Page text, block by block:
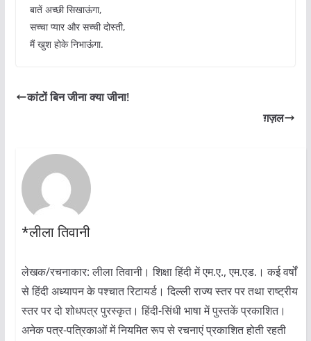
बातें अच्छी सिखाऊंगा,
सच्चा प्यार और सच्ची दोस्ती,
मैं खुश होके निभाऊंगा.
कांटों बिन जीना क्या जीना!
ग़ज़ल
*लीला तिवानी
लेखक/रचनाकार: लीला तिवानी। शिक्षा हिंदी में एम.ए., एम.एड.। कई वर्षों
से हिंदी अध्यापन के पश्चात रिटायर्ड। दिल्ली राज्य स्तर पर तथा राष्ट्रीय
स्तर पर दो शोधपत्र पुरस्कृत। हिंदी-सिंधी भाषा में पुस्तकें प्रकाशित।
अनेक पत्र-पत्रिकाओं में नियमित रूप से रचनाएं प्रकाशित होती रहती